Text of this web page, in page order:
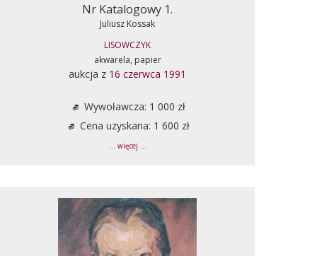
Nr Katalogowy 1.
Juliusz Kossak
LISOWCZYK
akwarela, papier
aukcja z 16 czerwca 1991
Wywoławcza: 1 000 zł
Cena uzyskana: 1 600 zł
... więcej ...